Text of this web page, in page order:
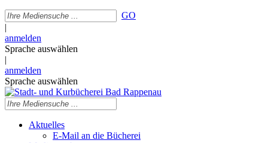
GO
|
anmelden
Sprache auswählen
|
anmelden
Sprache auswählen
Aktuelles
E-Mail an die Bücherei